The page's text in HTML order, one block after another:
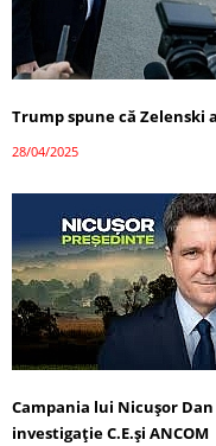
Trump spune că Zelenski
28/04/2025
Campania lui Nicușor
investigație C.E.și ANCOM